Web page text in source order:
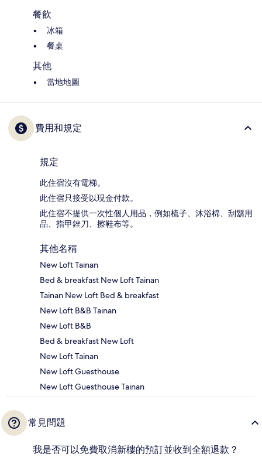
餐飲
冰箱
餐桌
其他
當地地圖
費用和規定
規定
此住宿沒有電梯。
此住宿只接受以現金付款。
此住宿不提供一次性個人用品，例如梳子、沐浴棉、刮鬍用
品、指甲銼刀、擦鞋布等。
其他名稱
New Loft Tainan
Bed & breakfast New Loft Tainan
Tainan New Loft Bed & breakfast
New Loft B&B Tainan
New Loft B&B
Bed & breakfast New Loft
New Loft Tainan
New Loft Guesthouse
New Loft Guesthouse Tainan
常見問題
我是否可以免費取消新樓的預訂並收到全額退款？